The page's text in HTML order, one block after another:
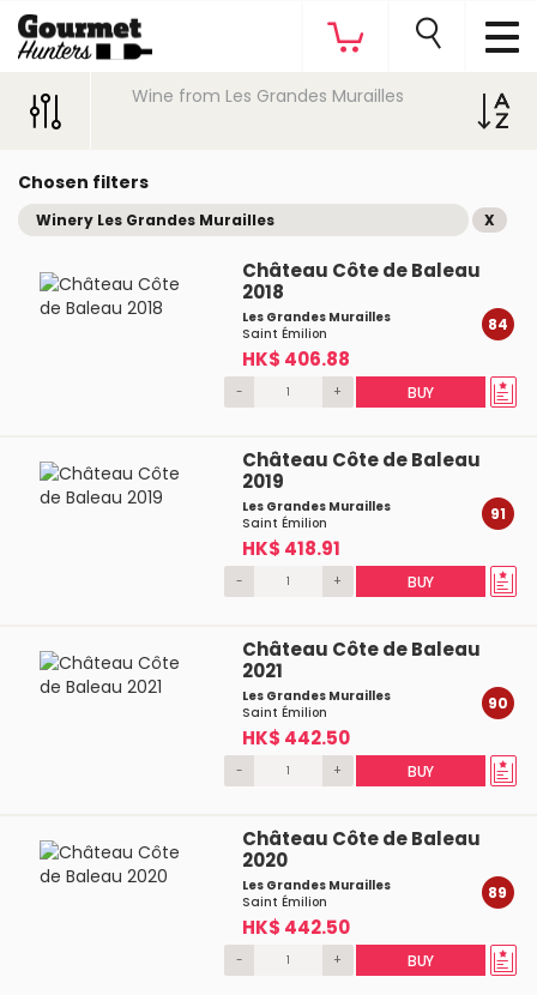
Wine from Les Grandes Murailles
Chosen filters
Winery Les Grandes Murailles X
Château Côte de Baleau
2018
Les Grandes Murailles
Saint Émilion
HK$ 406.88
84
- + BUY
Château Côte de Baleau
2019
Les Grandes Murailles
Saint Émilion
HK$ 418.91
91
- + BUY
Château Côte de Baleau
2021
Les Grandes Murailles
Saint Émilion
HK$ 442.50
90
- + BUY
Château Côte de Baleau
2020
Les Grandes Murailles
Saint Émilion
HK$ 442.50
89
- + BUY